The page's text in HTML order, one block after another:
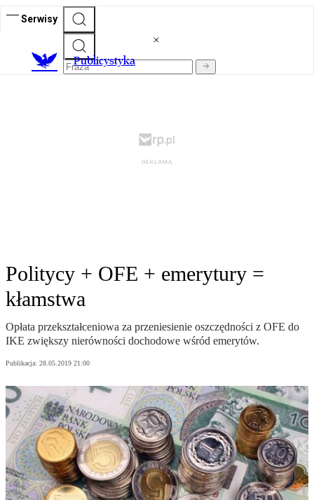
Serwisy
Publicystyka
Politycy + OFE + emerytury =
kłamstwa
Opłata przekształceniowa za przeniesienie oszczędności z OFE do
IKE zwiększy nierówności dochodowe wśród emerytów.
Publikacja: 28.05.2019 21:00